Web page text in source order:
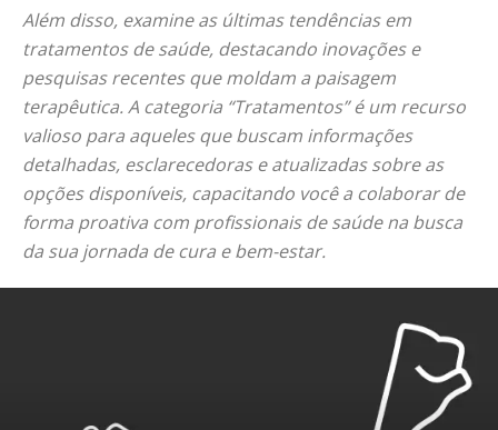
Além disso, examine as últimas tendências em
tratamentos de saúde, destacando inovações e
pesquisas recentes que moldam a paisagem
terapêutica. A categoria “Tratamentos” é um recurso
valioso para aqueles que buscam informações
detalhadas, esclarecedoras e atualizadas sobre as
opções disponíveis, capacitando você a colaborar de
forma proativa com profissionais de saúde na busca
da sua jornada de cura e bem-estar.